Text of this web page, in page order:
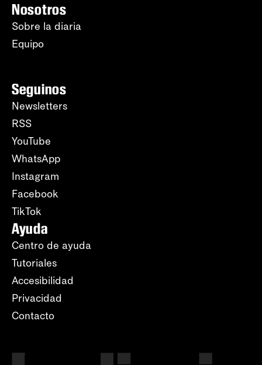
Nosotros
Sobre la diaria
Equipo
Seguinos
Newsletters
RSS
YouTube
WhatsApp
Instagram
Facebook
TikTok
Ayuda
Centro de ayuda
Tutoriales
Accesibilidad
Privacidad
Contacto